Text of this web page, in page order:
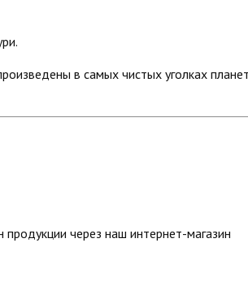
в самых чистых уголках
через наш интернет-магазин